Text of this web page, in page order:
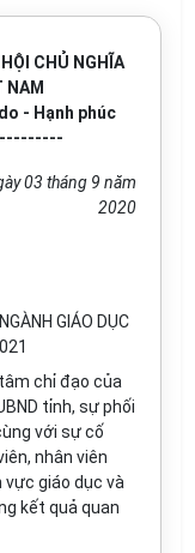
CHỦ NGHĨA
NAM
- Hạnh phúc
03 tháng 9 năm
2020
GIÁO DỤC
chỉ đạo của
tỉnh, sự phối
với sự cố
nhân viên
giáo dục và
kết quả quan